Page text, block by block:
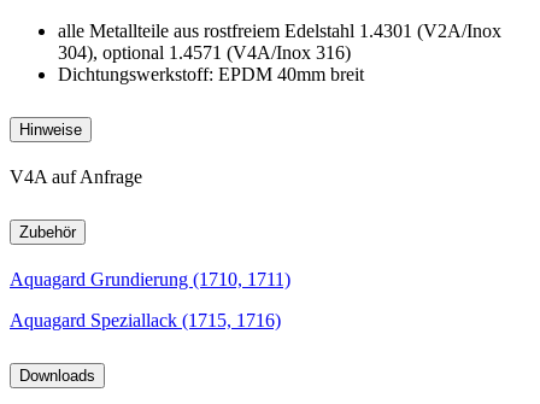
alle Metallteile aus rostfreiem Edelstahl 1.4301 (V2A/Inox
304), optional 1.4571 (V4A/Inox 316)
Dichtungswerkstoff: EPDM 40mm breit
Hinweise
V4A auf Anfrage
Zubehör
Aquagard Grundierung (1710, 1711)
Aquagard Speziallack (1715, 1716)
Downloads